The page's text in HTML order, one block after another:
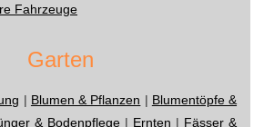
Fahrzeuge
Garten
| Blumen & Pflanzen | Blumentöpfe &
& Bodenpflege | Ernten | Fässer &